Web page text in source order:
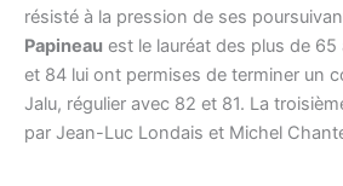
résisté à la pression de ses
Papineau est le lauréat des plus de
et 84 lui ont permises de terminer un
Jalu, régulier avec 82 et 81. La
par Jean-Luc Londais et Michel